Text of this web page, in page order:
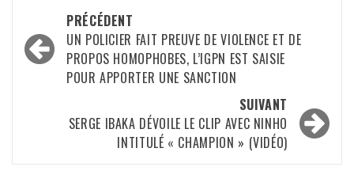
Navigation
d’article
PRÉCÉDENT
UN POLICIER FAIT PREUVE DE VIOLENCE ET DE
PROPOS HOMOPHOBES, L’IGPN EST SAISIE
POUR APPORTER UNE SANCTION
SUIVANT
SERGE IBAKA DÉVOILE LE CLIP AVEC NINHO
INTITULÉ « CHAMPION » (VIDÉO)